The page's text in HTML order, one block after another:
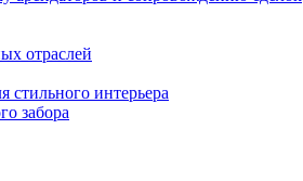
отраслей
стильного интерьера
забора